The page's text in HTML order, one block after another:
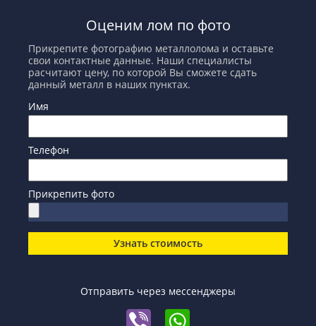
Оценим лом по фото
Прикрепите фотографию металлолома и оставьте
свои контактные данные. Наши специалисты
расчитают цену, по которой Вы сможете сдать
данный металл в наших пунктах.
Имя
Телефон
Прикрепить фото
Узнать стоимость
Отправить через мессенджеры